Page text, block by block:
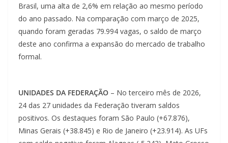
Brasil, uma alta de 2,6% em relação ao mesmo período
do ano passado. Na comparação com março de 2025,
quando foram geradas 79.994 vagas, o saldo de março
deste ano confirma a expansão do mercado de trabalho
formal.
UNIDADES DA FEDERAÇÃO – No terceiro mês de 2026,
24 das 27 unidades da Federação tiveram saldos
positivos. Os destaques foram São Paulo (+67.876),
Minas Gerais (+38.845) e Rio de Janeiro (+23.914). As UFs